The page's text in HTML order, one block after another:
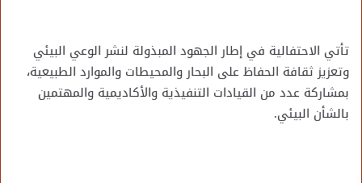
تأتي الاحتفالية في إطار الجهود المبذولة لنشر الوعي البيئي
وتعزيز ثقافة الحفاظ على البحار والمحيطات والموارد الطبيعية،
بمشاركة عدد من القيادات التنفيذية والأكاديمية والمهتمين
بالشأن البيئي.